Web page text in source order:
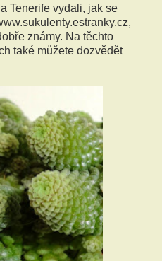
Tenerife vydali, jak se
známy. Na těchto
také můžete dozvědět